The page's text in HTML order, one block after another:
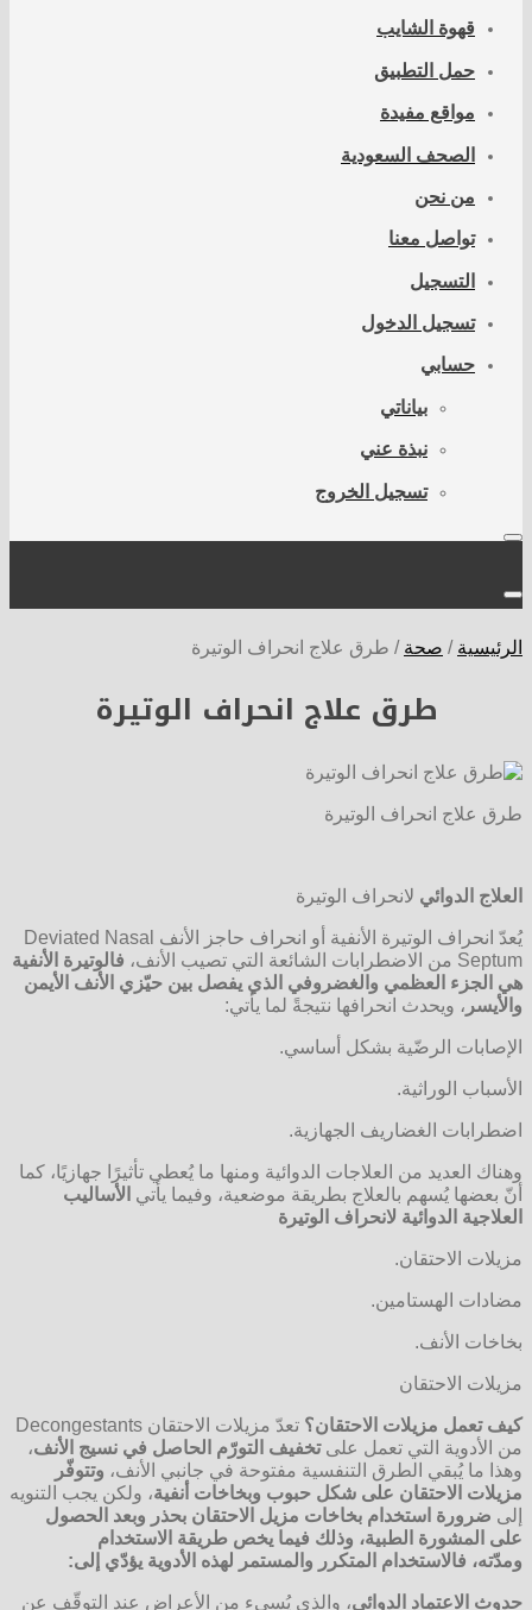
قهوة الشايب
حمل التطبيق
مواقع مفيدة
الصحف السعودية
من نحن
تواصل معنا
التسجيل
تسجيل الدخول
حسابي
بياناتي
نبذة عني
تسجيل الخروج
الرئيسية / صحة / طرق علاج انحراف الوتيرة
طرق علاج انحراف الوتيرة
طرق علاج انحراف الوتيرة
العلاج الدوائي لانحراف الوتيرة
يُعدّ انحراف الوتيرة الأنفية أو انحراف حاجز الأنف Deviated Nasal
Septum من الاضطرابات الشائعة التي تصيب الأنف،
فالوتيرة الأنفية
هي الجزء العظمي والغضروفي الذي يفصل بين حيّزي الأنف الأيمن
والأيسر ، ويحدث انحرافها نتيجةً لما يأتي:
الإصابات الرضّية بشكل أساسي.
الأسباب الوراثية.
اضطرابات الغضاريف الجهازية.
وهناك العديد من العلاجات الدوائية ومنها ما يُعطي تأثيرًا جهازيًا، كما
أنّ بعضها يُسهم بالعلاج بطريقة موضعية، وفيما يأتي الأساليب
العلاجية الدوائية لانحراف الوتيرة
مزيلات الاحتقان.
مضادات الهستامين.
بخاخات الأنف.
مزيلات الاحتقان
كيف تعمل مزيلات الاحتقان؟
تعدّ مزيلات الاحتقان Decongestants
من الأدوية التي تعمل علىتخفيف التورّم الحاصل في نسيج الأنف،
وهذا ما يُبقي الطرق التنفسية مفتوحة في جانبي الأنف، وتتوفّر
مزيلات الاحتقان على شكل حبوب وبخاخات أنفية، ولكن يجب التنويه
إلى ضرورة استخدام بخاخات مزيل الاحتقان بحذر وبعد الحصول
على المشورة الطبية، وذلك فيما يخص طريقة الاستخدام
ومدّته، فالاستخدام المتكرر والمستمر لهذه الأدوية يؤدّي إلى:
حدوث الاعتماد الدوائي، والذي يُسيء من الأعراض عند التوقّف عن